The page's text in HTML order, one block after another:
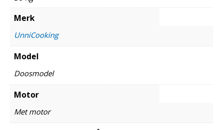
Merk
UnniCooking
Model
Doosmodel
Motor
Met motor